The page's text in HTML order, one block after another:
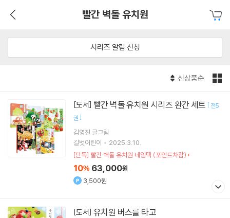
빨간 벽돌 유치원
시리즈 알림 신청
신상품순
[도서] 빨간 벽돌 유치원 시리즈 완간 세트 [ 전5
권 ]
김영진 글그림
길벗어린이
2025.3.10.
[단독] 빨간 벽돌 유치원 네임택 (포인트차감)
10% 63,000원
3,500원
[도서] 유치원 버스를 타고